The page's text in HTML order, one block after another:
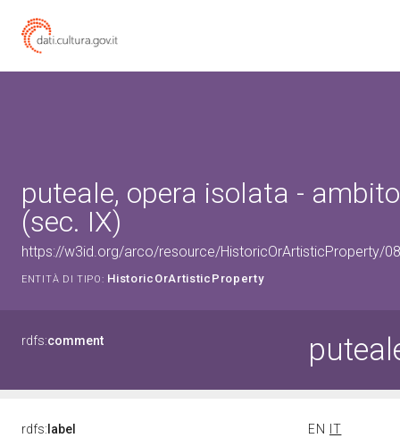
puteale, opera isolata -
(sec. IX)
https://w3id.org/arco/resource/HistoricOrArtisticProperty/
ENTITÀ DI TIPO: HistoricOrArtisticProperty
rdfs:comment
rdfs: label EN IT